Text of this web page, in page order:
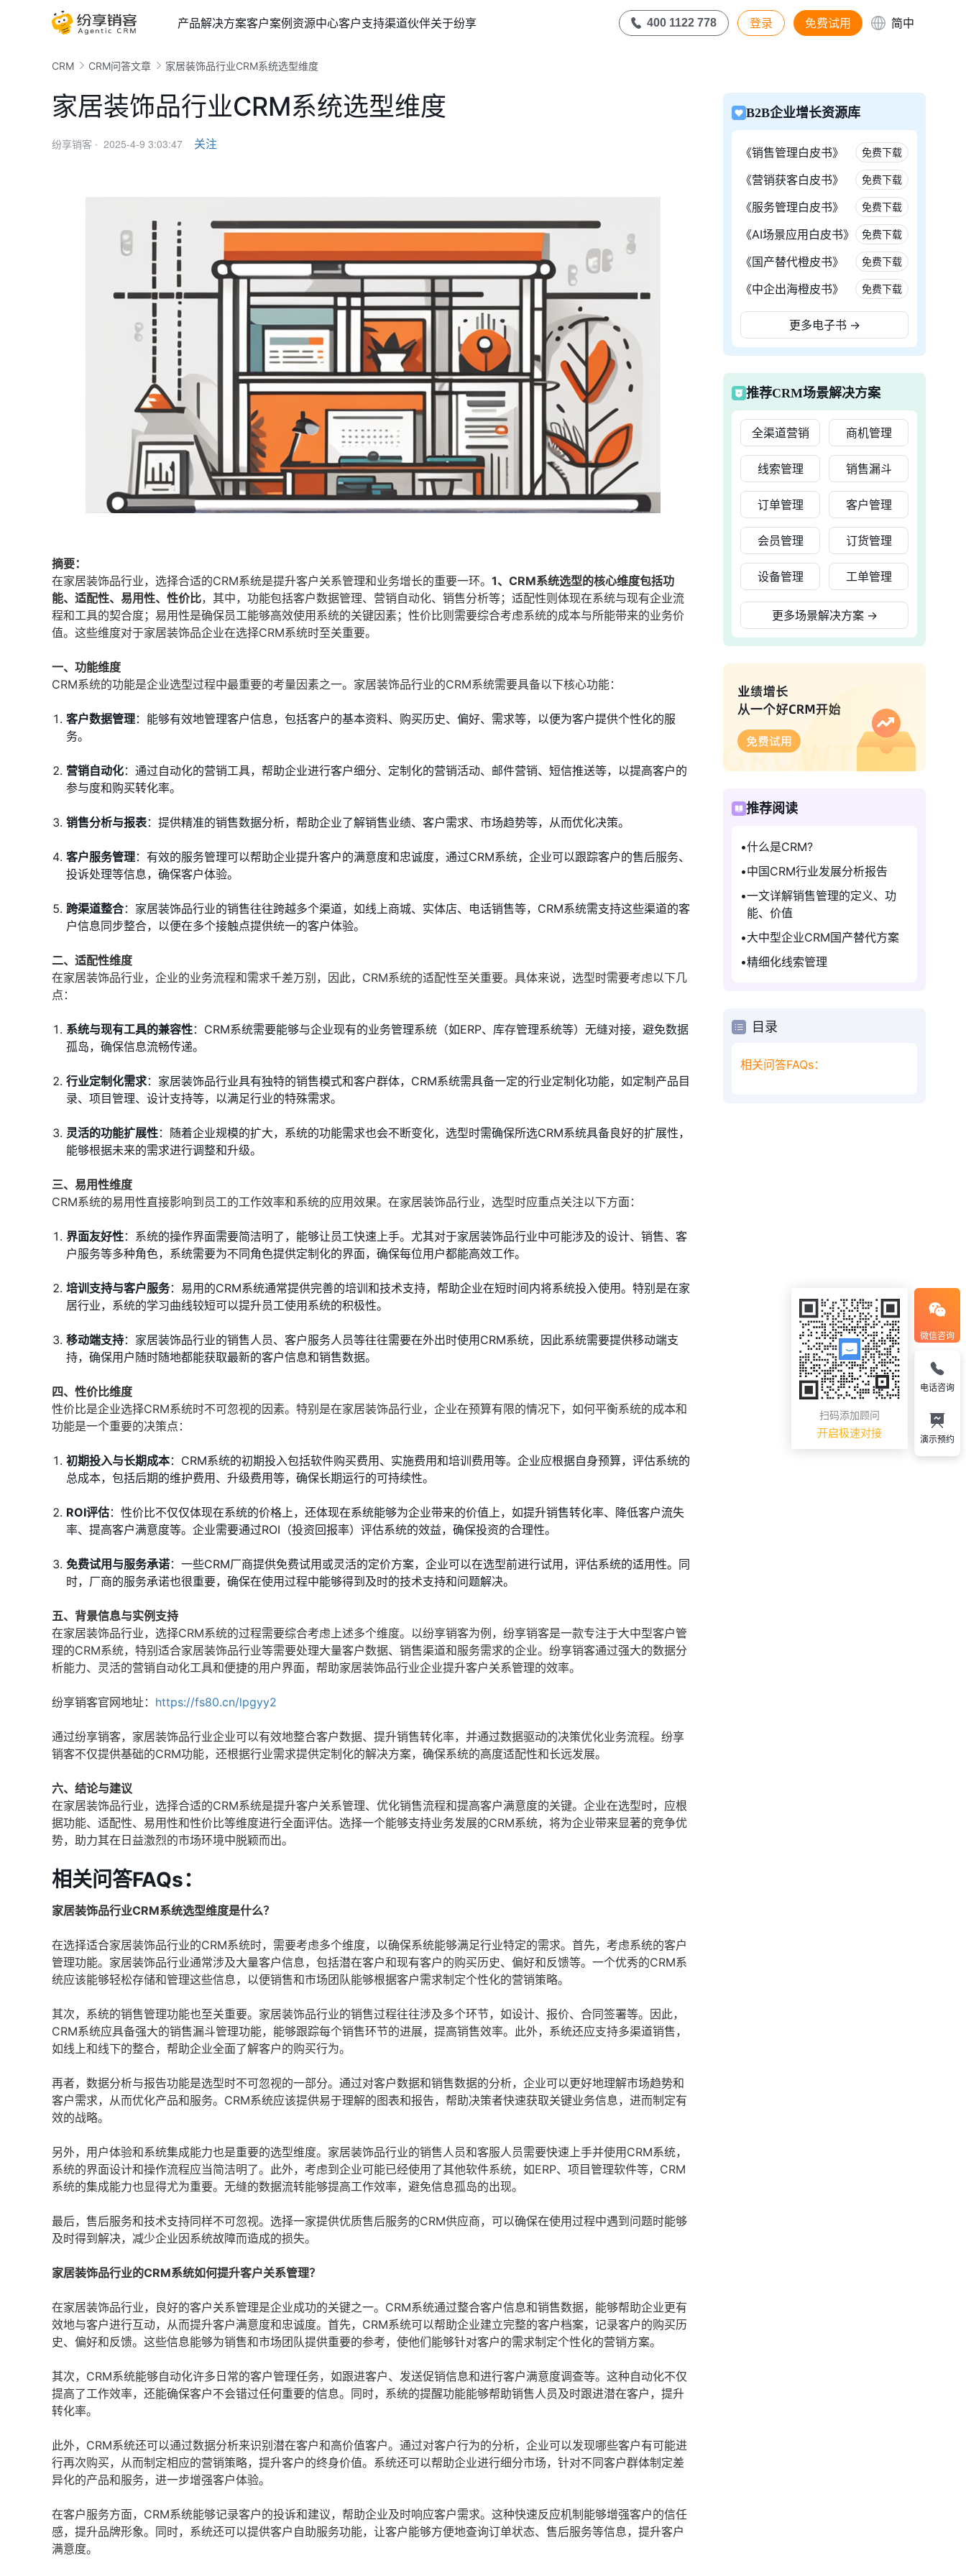
产品解决方案客户案例资源中心客户支持渠道伙伴关于纷享 400 1122 778 登录 免费试用 简中
CRM CRM问答文章 家居装饰品行业CRM系统选型维度
家居装饰品行业CRM系统选型维度
纷享销客 · 2025-4-9 3:03:47 关注
摘要：
在家居装饰品行业，选择合适的CRM系统是提升客户关系管理和业务增长的重要一环。 1、CRM系统选型的核心维度包括功
能、适配性、易用性、性价比，其中，功能包括客户数据管理、营销自动化、销售分析等；适配性则体现在系统与现有企业流
程和工具的契合度；易用性是确保员工能够高效使用系统的关键因素；性价比则需要综合考虑系统的成本与所能带来的业务价
值。这些维度对于家居装饰品企业在选择CRM系统时至关重要。
一、功能维度
CRM系统的功能是企业选型过程中最重要的考量因素之一。家居装饰品行业的CRM系统需要具备以下核心功能：
客户数据管理：能够有效地管理客户信息，包括客户的基本资料、购买历史、偏好、需求等，以便为客户提供个性化的服
务。
营销自动化：通过自动化的营销工具，帮助企业进行客户细分、定制化的营销活动、邮件营销、短信推送等，以提高客户的
参与度和购买转化率。
销售分析与报表：提供精准的销售数据分析，帮助企业了解销售业绩、客户需求、市场趋势等，从而优化决策。
客户服务管理：有效的服务管理可以帮助企业提升客户的满意度和忠诚度，通过CRM系统，企业可以跟踪客户的售后服务、
投诉处理等信息，确保客户体验。
跨渠道整合：家居装饰品行业的销售往往跨越多个渠道，如线上商城、实体店、电话销售等，CRM系统需支持这些渠道的客
户信息同步整合，以便在多个接触点提供统一的客户体验。
二、适配性维度
在家居装饰品行业，企业的业务流程和需求千差万别，因此，CRM系统的适配性至关重要。具体来说，选型时需要考虑以下几
点：
系统与现有工具的兼容性：CRM系统需要能够与企业现有的业务管理系统（如ERP、库存管理系统等）无缝对接，避免数据
孤岛，确保信息流畅传递。
行业定制化需求：家居装饰品行业具有独特的销售模式和客户群体，CRM系统需具备一定的行业定制化功能，如定制产品目
录、项目管理、设计支持等，以满足行业的特殊需求。
灵活的功能扩展性：随着企业规模的扩大，系统的功能需求也会不断变化，选型时需确保所选CRM系统具备良好的扩展性，
能够根据未来的需求进行调整和升级。
三、易用性维度
CRM系统的易用性直接影响到员工的工作效率和系统的应用效果。在家居装饰品行业，选型时应重点关注以下方面：
界面友好性：系统的操作界面需要简洁明了，能够让员工快速上手。尤其对于家居装饰品行业中可能涉及的设计、销售、客
户服务等多种角色，系统需要为不同角色提供定制化的界面，确保每位用户都能高效工作。
培训支持与客户服务：易用的CRM系统通常提供完善的培训和技术支持，帮助企业在短时间内将系统投入使用。特别是在家
居行业，系统的学习曲线较短可以提升员工使用系统的积极性。
移动端支持：家居装饰品行业的销售人员、客户服务人员等往往需要在外出时使用CRM系统，因此系统需要提供移动端支
持，确保用户随时随地都能获取最新的客户信息和销售数据。
四、性价比维度
性价比是企业选择CRM系统时不可忽视的因素。特别是在家居装饰品行业，企业在预算有限的情况下，如何平衡系统的成本和
功能是一个重要的决策点：
初期投入与长期成本：CRM系统的初期投入包括软件购买费用、实施费用和培训费用等。企业应根据自身预算，评估系统的
总成本，包括后期的维护费用、升级费用等，确保长期运行的可持续性。
ROI评估：性价比不仅仅体现在系统的价格上，还体现在系统能够为企业带来的价值上，如提升销售转化率、降低客户流失
率、提高客户满意度等。企业需要通过ROI（投资回报率）评估系统的效益，确保投资的合理性。
免费试用与服务承诺：一些CRM厂商提供免费试用或灵活的定价方案，企业可以在选型前进行试用，评估系统的适用性。同
时，厂商的服务承诺也很重要，确保在使用过程中能够得到及时的技术支持和问题解决。
五、背景信息与实例支持
在家居装饰品行业，选择CRM系统的过程需要综合考虑上述多个维度。以纷享销客为例，纷享销客是一款专注于大中型客户管
理的CRM系统，特别适合家居装饰品行业等需要处理大量客户数据、销售渠道和服务需求的企业。纷享销客通过强大的数据分
析能力、灵活的营销自动化工具和便捷的用户界面，帮助家居装饰品行业企业提升客户关系管理的效率。
纷享销客官网地址： https://fs80.cn/lpgyy2
通过纷享销客，家居装饰品行业企业可以有效地整合客户数据、提升销售转化率，并通过数据驱动的决策优化业务流程。纷享
销客不仅提供基础的CRM功能，还根据行业需求提供定制化的解决方案，确保系统的高度适配性和长远发展。
六、结论与建议
在家居装饰品行业，选择合适的CRM系统是提升客户关系管理、优化销售流程和提高客户满意度的关键。企业在选型时，应根
据功能、适配性、易用性和性价比等维度进行全面评估。选择一个能够支持业务发展的CRM系统，将为企业带来显著的竞争优
势，助力其在日益激烈的市场环境中脱颖而出。
相关问答FAQs：
家居装饰品行业CRM系统选型维度是什么？
在选择适合家居装饰品行业的CRM系统时，需要考虑多个维度，以确保系统能够满足行业特定的需求。首先，考虑系统的客户
管理功能。家居装饰品行业通常涉及大量客户信息，包括潜在客户和现有客户的购买历史、偏好和反馈等。一个优秀的CRM系
统应该能够轻松存储和管理这些信息，以便销售和市场团队能够根据客户需求制定个性化的营销策略。
其次，系统的销售管理功能也至关重要。家居装饰品行业的销售过程往往涉及多个环节，如设计、报价、合同签署等。因此，
CRM系统应具备强大的销售漏斗管理功能，能够跟踪每个销售环节的进展，提高销售效率。此外，系统还应支持多渠道销售，
如线上和线下的整合，帮助企业全面了解客户的购买行为。
再者，数据分析与报告功能是选型时不可忽视的一部分。通过对客户数据和销售数据的分析，企业可以更好地理解市场趋势和
客户需求，从而优化产品和服务。CRM系统应该提供易于理解的图表和报告，帮助决策者快速获取关键业务信息，进而制定有
效的战略。
另外，用户体验和系统集成能力也是重要的选型维度。家居装饰品行业的销售人员和客服人员需要快速上手并使用CRM系统，
系统的界面设计和操作流程应当简洁明了。此外，考虑到企业可能已经使用了其他软件系统，如ERP、项目管理软件等，CRM
系统的集成能力也显得尤为重要。无缝的数据流转能够提高工作效率，避免信息孤岛的出现。
最后，售后服务和技术支持同样不可忽视。选择一家提供优质售后服务的CRM供应商，可以确保在使用过程中遇到问题时能够
及时得到解决，减少企业因系统故障而造成的损失。
家居装饰品行业的CRM系统如何提升客户关系管理？
在家居装饰品行业，良好的客户关系管理是企业成功的关键之一。CRM系统通过整合客户信息和销售数据，能够帮助企业更有
效地与客户进行互动，从而提升客户满意度和忠诚度。首先，CRM系统可以帮助企业建立完整的客户档案，记录客户的购买历
史、偏好和反馈。这些信息能够为销售和市场团队提供重要的参考，使他们能够针对客户的需求制定个性化的营销方案。
其次，CRM系统能够自动化许多日常的客户管理任务，如跟进客户、发送促销信息和进行客户满意度调查等。这种自动化不仅
提高了工作效率，还能确保客户不会错过任何重要的信息。同时，系统的提醒功能能够帮助销售人员及时跟进潜在客户，提升
转化率。
此外，CRM系统还可以通过数据分析来识别潜在客户和高价值客户。通过对客户行为的分析，企业可以发现哪些客户有可能进
行再次购买，从而制定相应的营销策略，提升客户的终身价值。系统还可以帮助企业进行细分市场，针对不同客户群体制定差
异化的产品和服务，进一步增强客户体验。
在客户服务方面，CRM系统能够记录客户的投诉和建议，帮助企业及时响应客户需求。这种快速反应机制能够增强客户的信任
感，提升品牌形象。同时，系统还可以提供客户自助服务功能，让客户能够方便地查询订单状态、售后服务等信息，提升客户
满意度。
B2B企业增长资源库
《销售管理白皮书》 免费下载
《营销获客白皮书》 免费下载
《服务管理白皮书》 免费下载
《AI场景应用白皮书》 免费下载
《国产替代橙皮书》 免费下载
《中企出海橙皮书》 免费下载
更多电子书 →
推荐CRM场景解决方案
全渠道营销 商机管理
线索管理 销售漏斗
订单管理 客户管理
会员管理 订货管理
设备管理 工单管理
更多场景解决方案 →
推荐阅读
什么是CRM?
中国CRM行业发展分析报告
一文详解销售管理的定义、功
能、价值
大中型企业CRM国产替代方案
精细化线索管理
目录
相关问答FAQs：
微信咨询
扫码添加顾问
开启极速对接
电话咨询
演示预约